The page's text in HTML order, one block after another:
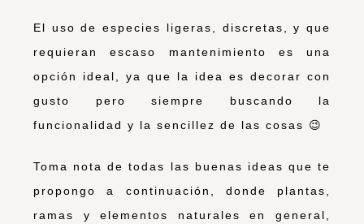
El uso de especies ligeras, discretas, y que
requieran escaso mantenimiento es una
opción ideal, ya que la idea es decorar con
gusto pero siempre buscando la
funcionalidad y la sencillez de las cosas 😉
Toma nota de todas las buenas ideas que te
propongo a continuación, donde plantas,
ramas y elementos naturales en general,